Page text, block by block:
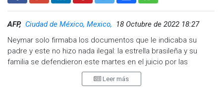
Visita y accede a todo nuestro contenido |
www.cadenanoticias.com| Twitter:@cadena_noticias|
Facebook:@cadenanoticiasmx | Instagram:
@cadenanoticiasmx
| TikTok: @CadenaNoticias
| Telegram:
https://t.me/GrupoCadenaResumen
|
AFP, Ciudad de México, Mexico,
18 Octubre de 2022 18:27
Neymar solo firmaba los documentos que le indicaba su
padre y este no hizo nada ilegal: la estrella brasileña y su
familia se defendieron este martes en el juicio por las
supuestas irregularidades cometidas en su polémico
traspaso al Barça hace casi una década.
Leer más